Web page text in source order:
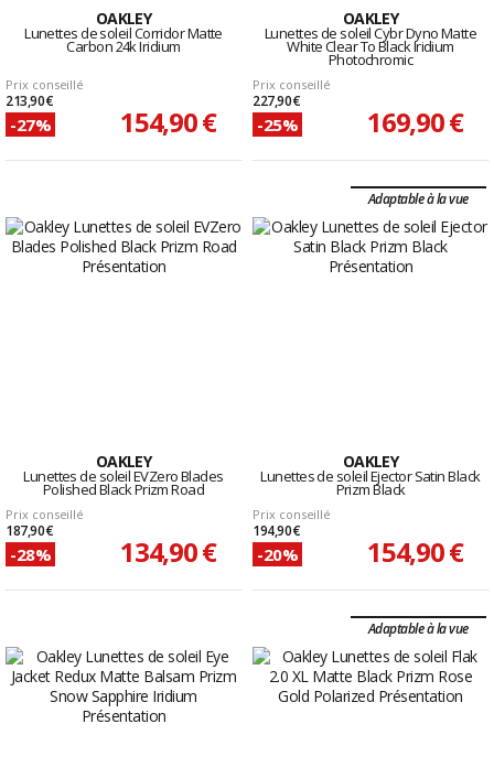
OAKLEY
Lunettes de soleil Corridor Matte
Carbon 24k Iridium
Prix conseillé
213,90 €
-27% 154,90 €
OAKLEY
Lunettes de soleil Cybr Dyno Matte
White Clear To Black Iridium
Photochromic
Prix conseillé
227,90 €
-25% 169,90 €
OAKLEY
Lunettes de soleil EVZero Blades
Polished Black Prizm Road
Prix conseillé
187,90 €
-28% 134,90 €
Adaptable à la vue
OAKLEY
Lunettes de soleil Ejector Satin Black
Prizm Black
Prix conseillé
194,90 €
-20% 154,90 €
Adaptable à la vue